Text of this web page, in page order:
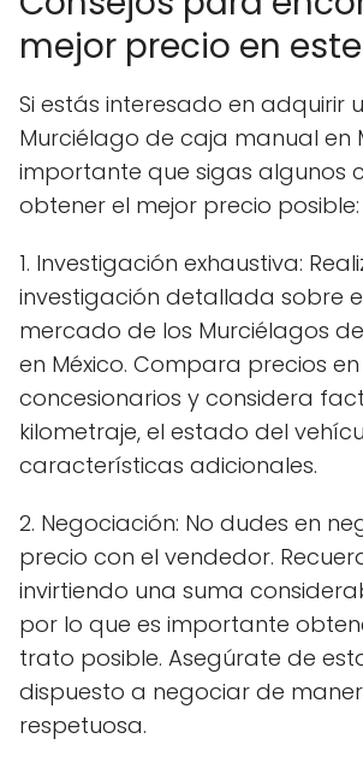
mejor precio en
Si estás interesado en adquirir
Murciélago de caja manual en
importante que sigas algunos
obtener el mejor precio posible:
1. Investigación exhaustiva:
investigación detallada sobre
mercado de los Murciélagos
en México. Compara precios
concesionarios y considera
kilometraje, el estado del
características adicionales.
2. Negociación: No dudes en
precio con el vendedor.
invirtiendo una suma
por lo que es importante
trato posible. Asegúrate de
dispuesto a negociar de
respetuosa.